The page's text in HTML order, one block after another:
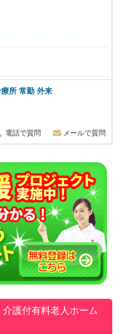
療所常勤 外来
電話で質問 メールで質問
介護付有料老人ホーム